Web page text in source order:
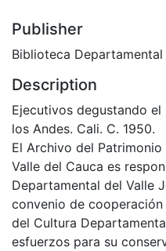
Publisher
Biblioteca
Description
Ejecutivos degustando
los Andes. Cali. C. 1950.
El Archivo del
Valle del Cauca es
Departamental del Valle
convenio de
del Cultura
esfuerzos para su